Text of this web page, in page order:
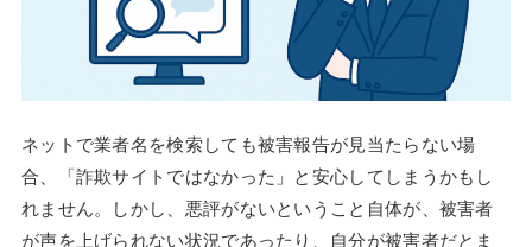
ネットで業者名を検索しても被害報告が見当たらない場
合、「詐欺サイトではなかった」と安心してしまうかもし
れません。しかし、悪評がないということ自体が、被害者
が声を上げられない状況であったり、自分が被害者だとま